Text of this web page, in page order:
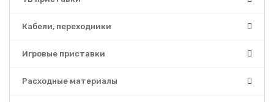
Кабели, переходники
Игровые приставки
Расходные материалы